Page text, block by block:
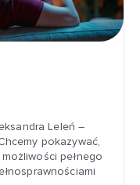
Leleń –
pokazywać,
pełnego